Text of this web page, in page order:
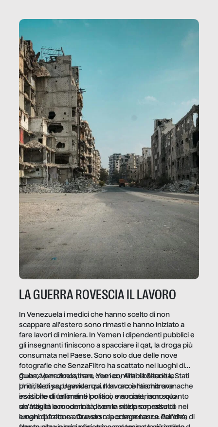
LA GUERRA ROVESCIA IL LAVORO
In Venezuela i medici che hanno scelto di non
scappare all’estero sono rimasti e hanno iniziato a
fare lavori di miniera. In Yemen i dipendenti pubblici e
gli insegnanti finiscono a spacciare il qat, la droga più
consumata nel Paese. Sono solo due delle nove
fotografie che SenzaFiltro ha scattato nei luoghi di
guerra per dimostrare che i conflitti ribaltano le
priorità di sopravvivenza. Il lavoro è l’architrave
invisibile di un ordine politico e sociale, non solo
un’attività economica: diventa nitida soprattutto nei
luoghi di frattura. Questo reportage nasce dall’idea
Cuba, Venezuela, Iran, Yemen, Arabia Saudita, Stati
Uniti, Kenya, Uganda: qui non raccontiamo cronache
esotiche di fallimenti lontani, ma mostriamo quanto
sia fragile la modernità, con le sue promesse di
emancipazione attraverso la competenza. Perché, di